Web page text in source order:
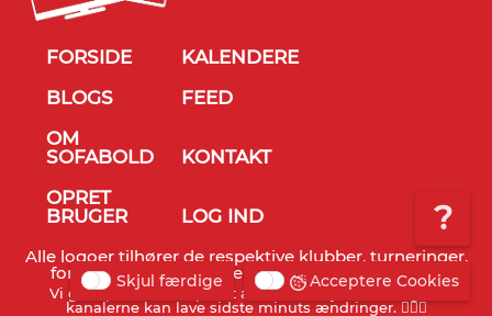
?
FORSIDE
KALENDERE
BLOGS
FEED
OM
SOFABOLD
KONTAKT
OPRET
BRUGER
LOG IND
Alle logoer tilhører de respektive klubber, turneringer,
forbund og TV stationer - © Sofabold 2011-2026
Vi gør opmærksom på, at alt info er vejledende og TV
kanalerne kan lave sidste minuts ændringer. 🤷🏻‍♂️
Skjul færdige Acceptere Cookies